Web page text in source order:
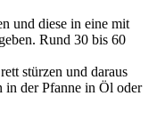
und diese in eine mit
Rund 30 bis 60
stürzen und daraus
in der Pfanne in Öl oder